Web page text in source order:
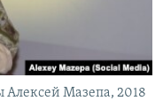
Мазепа, 2018